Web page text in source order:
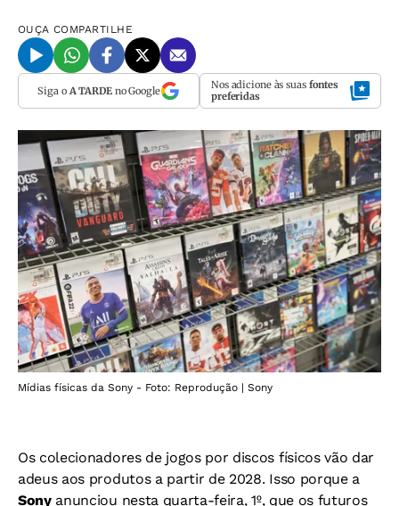
OUÇA COMPARTILHE
Siga o A TARDEno Google Nos adicione às suas fontes
preferidas
Mídias físicas da Sony - Foto: Reprodução | Sony
Os colecionadores de jogos por discos físicos vão dar
adeus aos produtos a partir de 2028. Isso porque a
Sonyanunciou nesta quarta-feira,1º, que os futuros